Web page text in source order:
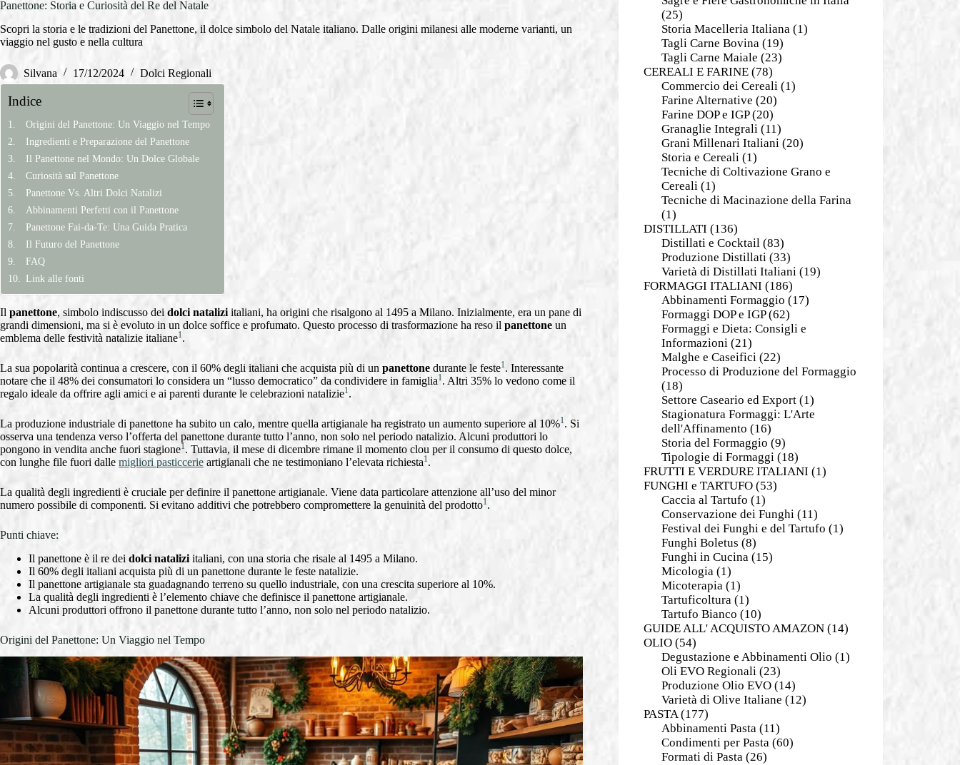
Panettone: Storia e Curiosità del Re del Natale
Scopri la storia e le tradizioni del Panettone, il dolce simbolo del Natale italiano. Dalle origini milanesi alle moderne varianti, un
viaggio nel gusto e nella cultura
Silvana 17/12/2024 Dolci Regionali
Indice
Origini del Panettone: Un Viaggio nel Tempo
Ingredienti e Preparazione del Panettone
Il Panettone nel Mondo: Un Dolce Globale
Curiosità sul Panettone
Panettone Vs. Altri Dolci Natalizi
Abbinamenti Perfetti con il Panettone
Panettone Fai-da-Te: Una Guida Pratica
Il Futuro del Panettone
FAQ
Link alle fonti
Il panettone, simbolo indiscusso dei dolci natalizi italiani, ha origini che risalgono al 1495 a Milano. Inizialmente, era un pane di
grandi dimensioni, ma si è evoluto in un dolce soffice e profumato. Questo processo di trasformazione ha reso il panettone un
emblema delle festività natalizie italiane1.
La sua popolarità continua a crescere, con il 60% degli italiani che acquista più di un panettone durante le feste1. Interessante
notare che il 48% dei consumatori lo considera un “lusso democratico” da condividere in famiglia1. Altri 35% lo vedono come il
regalo ideale da offrire agli amici e ai parenti durante le celebrazioni natalizie1.
La produzione industriale di panettone ha subito un calo, mentre quella artigianale ha registrato un aumento superiore al 10%1. Si
osserva una tendenza verso l’offerta del panettone durante tutto l’anno, non solo nel periodo natalizio. Alcuni produttori lo
pongono in vendita anche fuori stagione1. Tuttavia, il mese di dicembre rimane il momento clou per il consumo di questo dolce,
con lunghe file fuori dalle migliori pasticcerie artigianali che ne testimoniano l’elevata richiesta1.
La qualità degli ingredienti è cruciale per definire il panettone artigianale. Viene data particolare attenzione all’uso del minor
numero possibile di componenti. Si evitano additivi che potrebbero compromettere la genuinità del prodotto1.
Punti chiave:
Il panettone è il re dei dolci natalizi italiani, con una storia che risale al 1495 a Milano.
Il 60% degli italiani acquista più di un panettone durante le feste natalizie.
Il panettone artigianale sta guadagnando terreno su quello industriale, con una crescita superiore al 10%.
La qualità degli ingredienti è l’elemento chiave che definisce il panettone artigianale.
Alcuni produttori offrono il panettone durante tutto l’anno, non solo nel periodo natalizio.
Origini del Panettone: Un Viaggio nel Tempo
(25)
Storia Macelleria Italiana (1)
Tagli Carne Bovina (19)
Tagli Carne Maiale (23)
CEREALI E FARINE(78)
Commercio dei Cereali (1)
Farine Alternative (20)
Farine DOP e IGP(20)
Granaglie Integrali (11)
Grani Millenari Italiani (20)
Storia e Cereali (1)
Tecniche di Coltivazione Grano e
Cereali (1)
Tecniche di Macinazione della Farina
(1)
DISTILLATI (136)
Distillati e Cocktail (83)
Produzione Distillati (33)
Varietà di Distillati Italiani (19)
FORMAGGI ITALIANI (186)
Abbinamenti Formaggio (17)
Formaggi DOP e IGP(62)
Formaggi e Dieta: Consigli e
Informazioni (21)
Malghe e Caseifici (22)
Processo di Produzione del Formaggio
(18)
Settore Caseario ed Export(1)
Stagionatura Formaggi: L'Arte
dell'Affinamento (16)
Storia del Formaggio (9)
Tipologie di Formaggi (18)
FRUTTI E VERDURE ITALIANI (1)
FUNGHI e TARTUFO(53)
Caccia al Tartufo (1)
Conservazione dei Funghi (11)
Festival dei Funghi e del Tartufo (1)
Funghi Boletus (8)
Funghi in Cucina (15)
Micologia (1)
Micoterapia (1)
Tartuficoltura (1)
Tartufo Bianco (10)
GUIDE ALL' ACQUISTO AMAZON(14)
OLIO(54)
Degustazione e Abbinamenti Olio (1)
Oli EVO Regionali (23)
Produzione Olio EVO(14)
Varietà di Olive Italiane (12)
PASTA(177)
Abbinamenti Pasta (11)
Condimenti per Pasta (60)
Formati di Pasta (26)